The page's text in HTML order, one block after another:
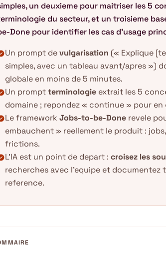
un deuxieme pour maitriser les 5
du secteur, et un troisieme
Done pour identifier les cas d'usage
Un prompt devulgarisation (« Explique
simples, avec un tableau avant/apres »)
globale en moins de 5 minutes.
Un promptterminologie extrait les 5
domaine ; repondez « continue » pour
Le framework Jobs-to-be-Done revele
embauchent » reellement le produit :
frictions.
L'IA est un point de depart : croisez les
recherches avec l'equipe et documentez
reference.